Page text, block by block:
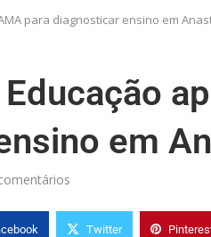
para diagnosticar ensino em
em
Twitter